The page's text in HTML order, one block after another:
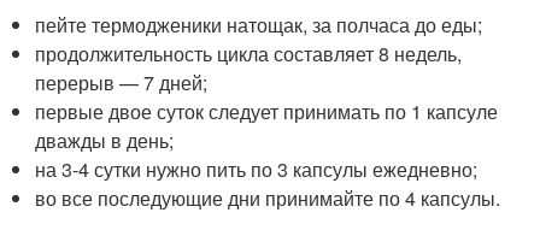
пейте термодженики натощак, за полчаса до еды;
продолжительность цикла составляет 8 недель,
перерыв — 7 дней;
первые двое суток следует принимать по 1 капсуле
дважды в день;
на 3-4 сутки нужно пить по 3 капсулы ежедневно;
во все последующие дни принимайте по 4 капсулы.